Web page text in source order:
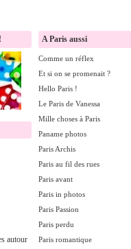
autour
A Paris aussi
Comme un réflex
Et si on se promenait ?
Hello Paris !
Le Paris de Vanessa
Mille choses à Paris
Paname photos
Paris Archis
Paris au fil des rues
Paris avant
Paris in photos
Paris Passion
Paris perdu
Paris romantique